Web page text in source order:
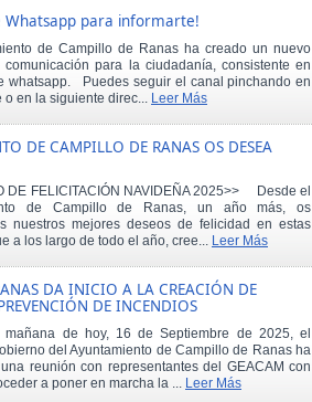
Whatsapp para informarte!
de Campillo de Ranas ha creado un nuevo
comunicación para la ciudadanía, consistente en
whatsapp. Puedes seguir el canal pinchando en
o en la siguiente direc... Leer Más
DE CAMPILLO DE RANAS OS DESEA
DE FELICITACIÓN NAVIDEÑA 2025>> Desde el
de Campillo de Ranas, un año más, os
nuestros mejores deseos de felicidad en estas
a los largo de todo el año, cree... Leer Más
DA INICIO A LA CREACIÓN DE
DE INCENDIOS
mañana de hoy, 16 de Septiembre de 2025, el
del Ayuntamiento de Campillo de Ranas ha
reunión con representantes del GEACAM con
a poner en marcha la ... Leer Más